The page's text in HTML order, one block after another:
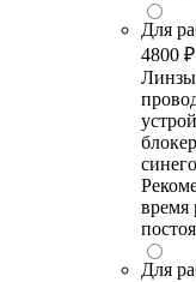
Для
4800 ₽
Линзы
время
Для